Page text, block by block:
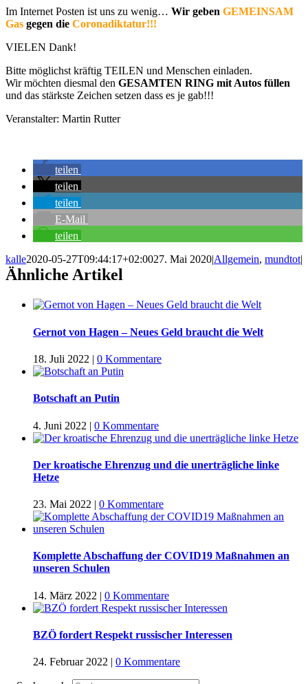
Im Internet Posten ist uns zu wenig… Wir geben GEMEINSAM
Gas gegen die Coronadiktatur!!!
VIELEN Dank!
Bitte möglichst kräftig TEILEN und Menschen einladen.
Wir möchten diesmal den GESAMTEN RING mit Autos füllen
und das stärkste Zeichen setzen dass es je gab!!!
Veranstalter: Martin Rutter
teilen
teilen
teilen
E-Mail
teilen
kalle2020-05-27T09:44:17+02:0027. Mai 2020|Allgemein, mundtot|
Ähnliche Artikel
Gernot von Hagen – Neues Geld braucht die Welt
18. Juli 2022 | 0 Kommentare
Botschaft an Putin
4. Juni 2022 | 0 Kommentare
Der kroatische Ehrenzug und die unerträgliche linke
Hetze
23. Mai 2022 | 0 Kommentare
Komplette Abschaffung der COVID19 Maßnahmen an
unseren Schulen
14. März 2022 | 0 Kommentare
BZÖ fordert Respekt russischer Interessen
24. Februar 2022 | 0 Kommentare